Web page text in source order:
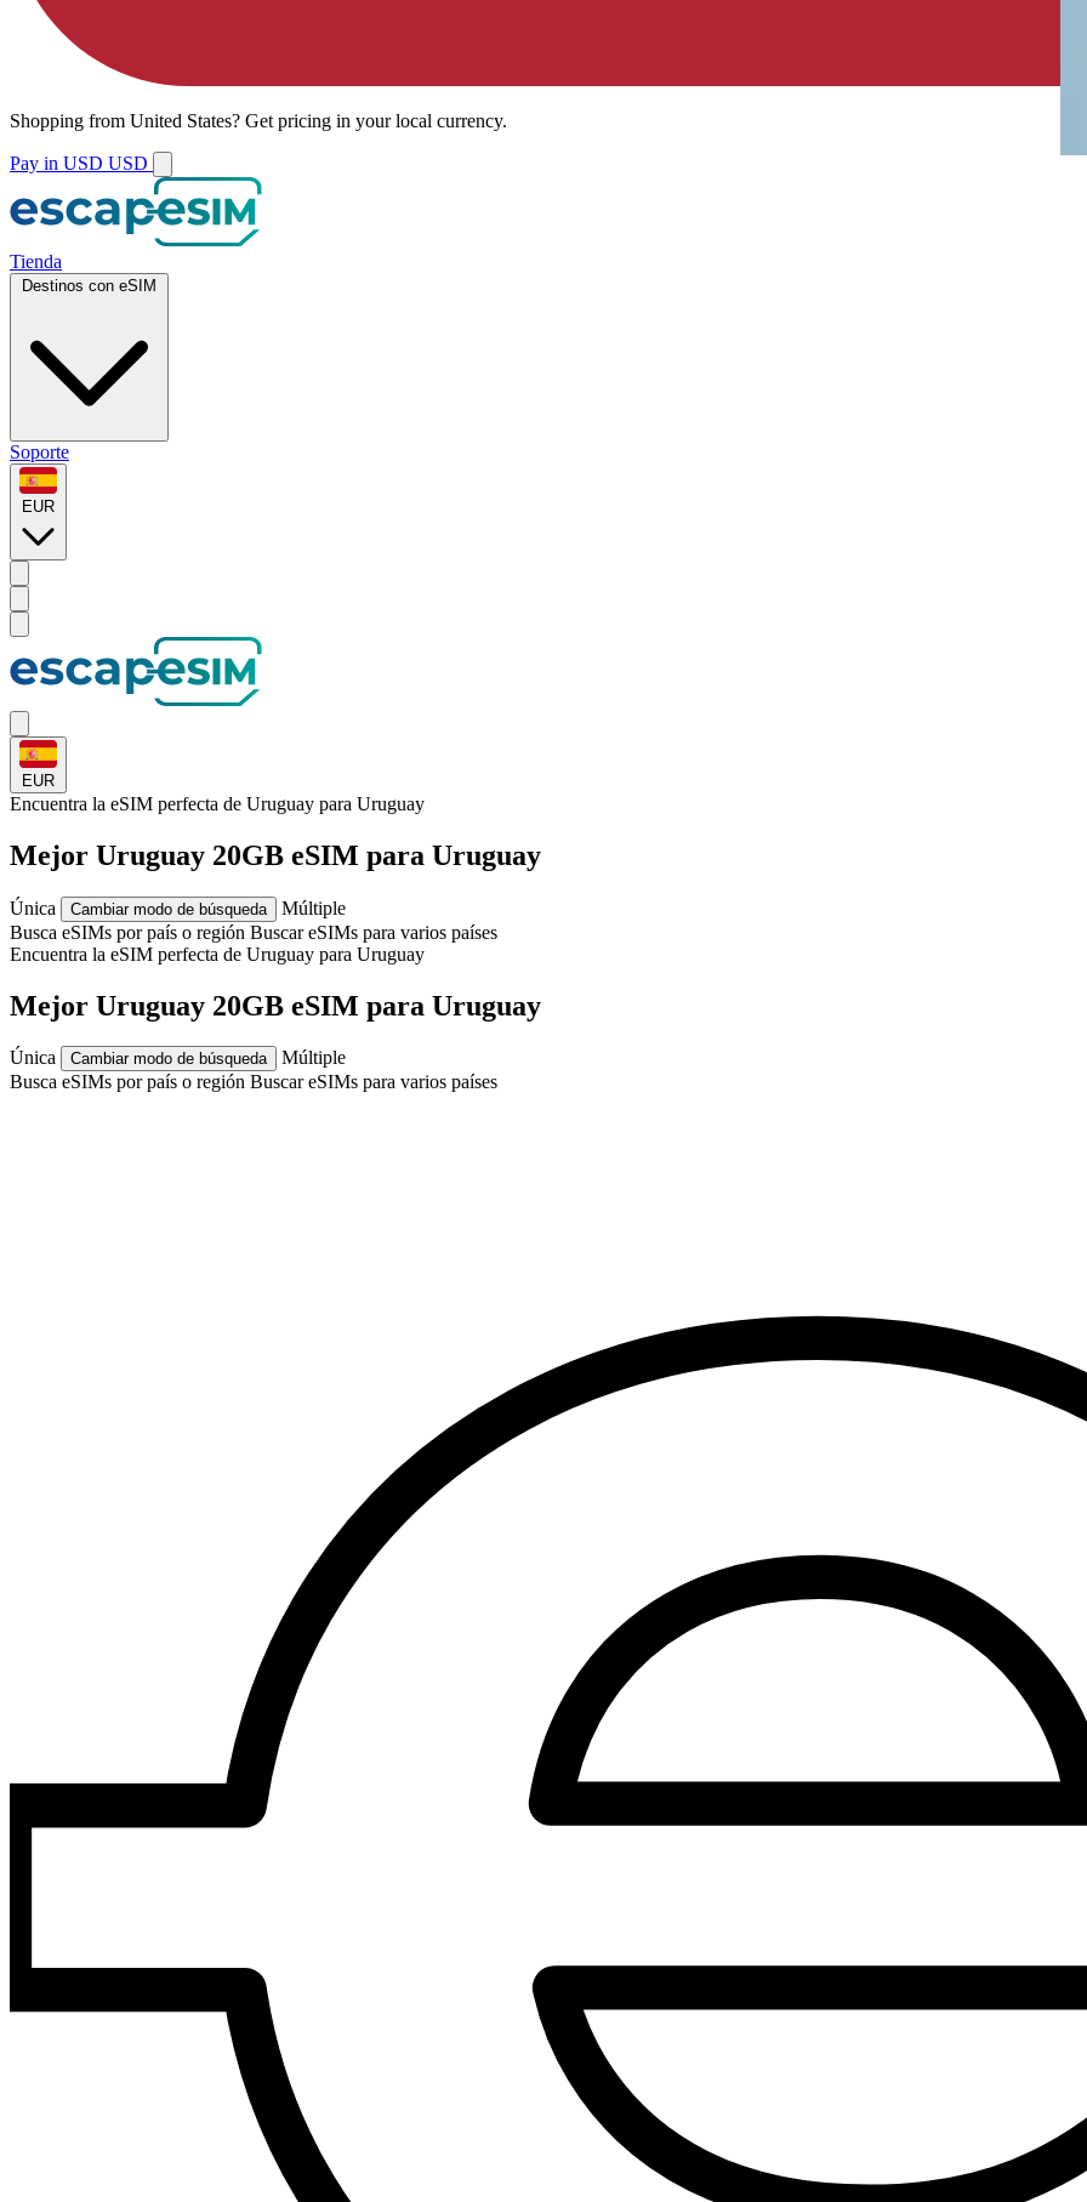
Shopping from United States? Get pricing in your local currency.
Pay in USD USD
Tienda
Destinos con eSIM
Soporte
EUR
EUR
Encuentra la eSIM perfecta de Uruguay para Uruguay
Mejor Uruguay 20GB eSIM para Uruguay
Única Cambiar modo de búsqueda
Múltiple
Busca eSIMs por país o región Buscar eSIMs para varios países
Encuentra la eSIM perfecta de Uruguay para Uruguay
Mejor Uruguay 20GB eSIM para Uruguay
Única Cambiar modo de búsqueda
Múltiple
Busca eSIMs por país o región Buscar eSIMs para varios países